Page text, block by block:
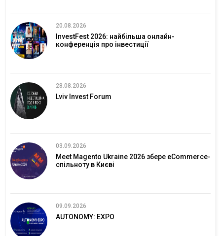
20.08.2026
InvestFest 2026: найбільша онлайн-
конференція про інвестиції
28.08.2026
Lviv Invest Forum
03.09.2026
Meet Magento Ukraine 2026 збере eCommerce-
спільноту в Києві
09.09.2026
AUTONOMY: EXPO